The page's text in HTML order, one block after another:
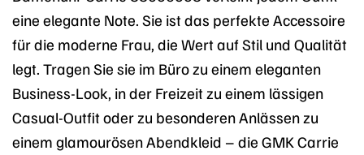
eine elegante Note. Sie ist das perfekte Accessoire
für die moderne Frau, die Wert auf Stil und Qualität
legt. Tragen Sie sie im Büro zu einem eleganten
Business-Look, in der Freizeit zu einem lässigen
Casual-Outfit oder zu besonderen Anlässen zu
einem glamourösen Abendkleid – die GMK Carrie